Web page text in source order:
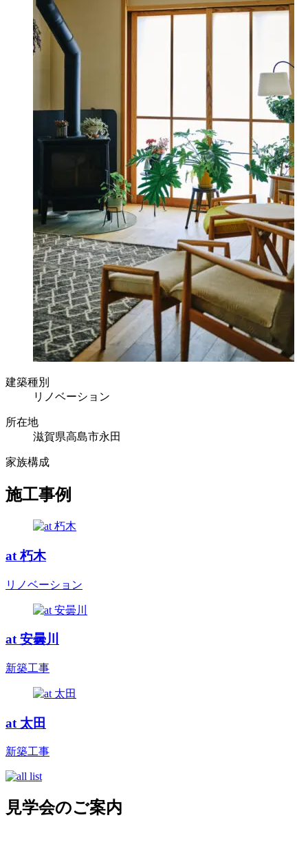
建築種別
リノベーション
所在地
滋賀県高島市永田
家族構成
施工事例
at 朽木
リノベーション
at 安曇川
新築工事
at 太田
新築工事
見学会のご案内